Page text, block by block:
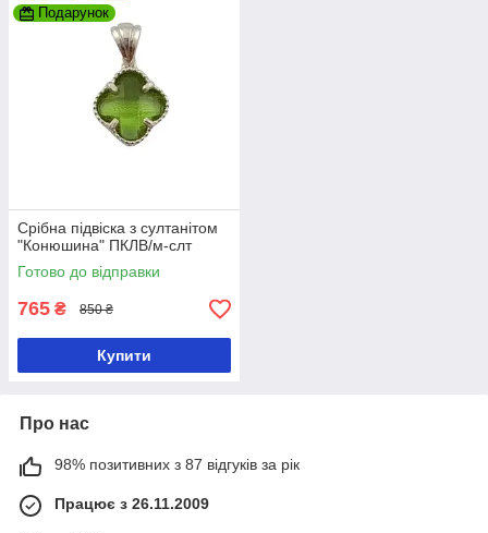
Подарунок
Срібна підвіска з султанітом
"Конюшина" ПКЛВ/м-слт
Готово до відправки
765 ₴ 850 ₴
Купити
Про нас
98% позитивних з 87 відгуків за рік
Працює з 26.11.2009